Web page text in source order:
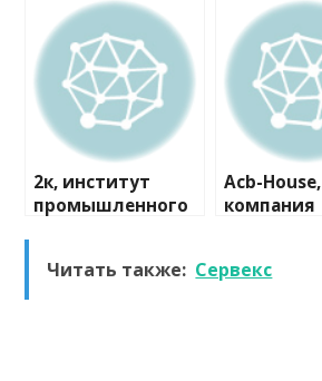
2к, институт
промышленного
Acb-House,
компания
Читать также: Сервекс